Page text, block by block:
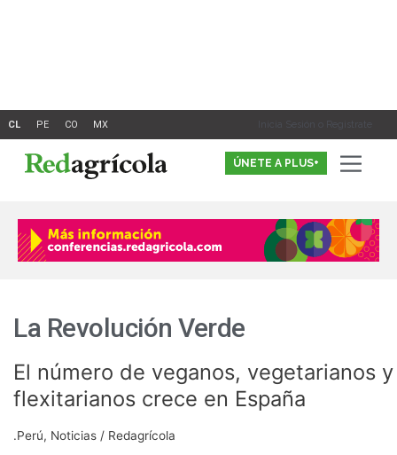
Inicia Sesión o Registrate
ÚNETE A PLUS+
La Revolución Verde
El número de veganos, vegetarianos y
flexitarianos crece en España
.Perú, Noticias / Redagrícola
El
número
de
veganos,
vegetarianos